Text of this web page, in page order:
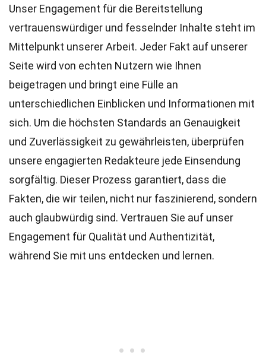
Unser Engagement für die Bereitstellung
vertrauenswürdiger und fesselnder Inhalte steht im
Mittelpunkt unserer Arbeit. Jeder Fakt auf unserer
Seite wird von echten Nutzern wie Ihnen
beigetragen und bringt eine Fülle an
unterschiedlichen Einblicken und Informationen mit
sich. Um die höchsten Standards an Genauigkeit
und Zuverlässigkeit zu gewährleisten, überprüfen
unsere engagierten Redakteure jede Einsendung
sorgfältig. Dieser Prozess garantiert, dass die
Fakten, die wir teilen, nicht nur faszinierend, sondern
auch glaubwürdig sind. Vertrauen Sie auf unser
Engagement für Qualität und Authentizität,
während Sie mit uns entdecken und lernen.